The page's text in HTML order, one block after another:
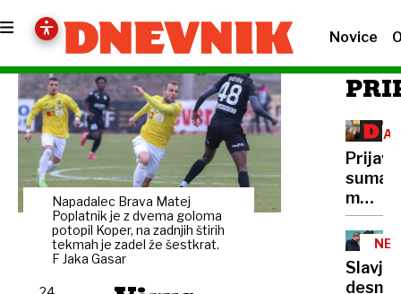
Novice
Napadalec Brava Matej
Poplatnik je z dvema goloma
potopil Koper, na zadnjih štirih
tekmah je zadel že šestkrat.
F Jaka Gasar
suma
živali
ne
bodo
mogli
Slavje